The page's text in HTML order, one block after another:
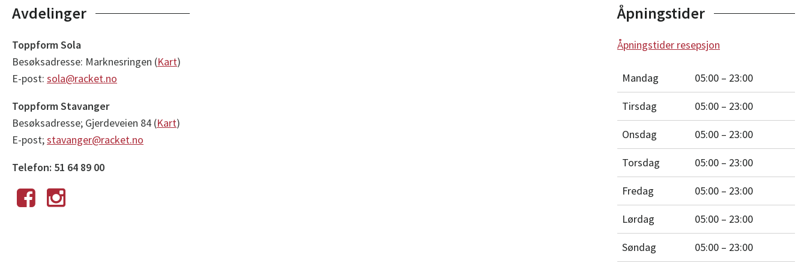
Avdelinger
Toppform Sola
Besøksadresse: Marknesringen (Kart)
E-post: sola@racket.no
Toppform Stavanger
Besøksadresse; Gjerdeveien 84 (Kart)
E-post;stavanger@racket.no
Telefon: 51 64 89 00
Åpningstider
Åpningstider resepsjon
Mandag 05:00 – 23:00
Tirsdag 05:00 – 23:00
Onsdag 05:00 – 23:00
Torsdag 05:00 – 23:00
Fredag 05:00 – 23:00
Lørdag 05:00 – 23:00
Søndag 05:00 – 23:00